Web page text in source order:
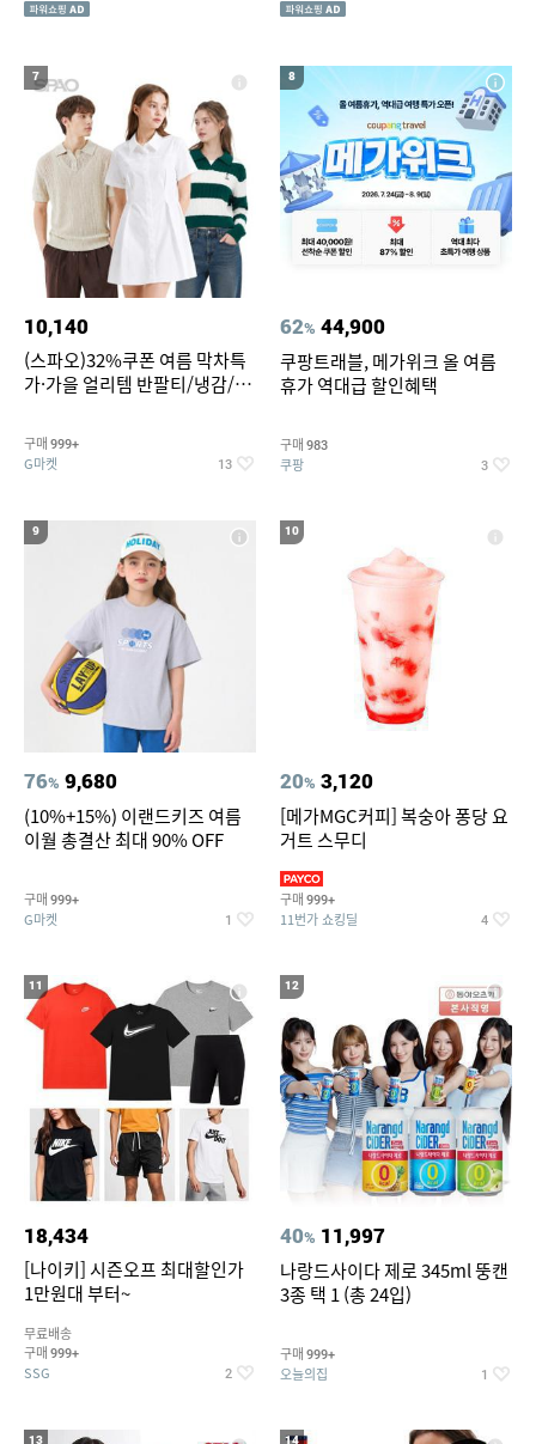
7
10,140
(스파오)32%쿠폰 여름 막차특
가·가을 얼리템 반팔티/냉감/반
건 외 ~74%OFF
구매 999+
G마켓 13
8
62% 44,900
쿠팡트래블, 메가위크 올 여름
휴가 역대급 할인혜택
구매 983
쿠팡 3
9
76% 9,680
(10%+15%) 이랜드키즈 여름
이월 총결산 최대 90% OFF
구매 999+
G마켓 1
10
20% 3,120
[메가MGC커피] 복숭아 퐁당 요
거트 스무디
구매 999+
11번가 쇼킹딜 4
11
18,434
[나이키] 시즌오프 최대할인가
1만원대 부터~
무료배송
구매 999+
SSG 2
12
40% 11,997
나랑드사이다 제로 345ml 뚱캔
3종 택 1 (총 24입)
구매 999+
오늘의집 1
13 14